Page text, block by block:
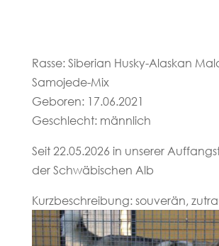
Rasse: Siberian Husky-Alaskan
Samojede-Mix
Geboren: 17.06.2021
Geschlecht: männlich
Seit 22.05.2026 in unserer
der Schwäbischen Alb
Kurzbeschreibung: souverän,